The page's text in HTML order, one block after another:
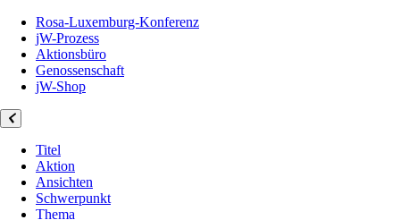
Rosa-Luxemburg-Konferenz
jW-Prozess
Aktionsbüro
Genossenschaft
jW-Shop
Titel
Aktion
Ansichten
Schwerpunkt
Thema